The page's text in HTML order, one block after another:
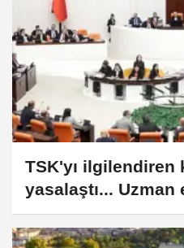
TSK'yı ilgilendiren
yasalaştı...
kamu istihdamına